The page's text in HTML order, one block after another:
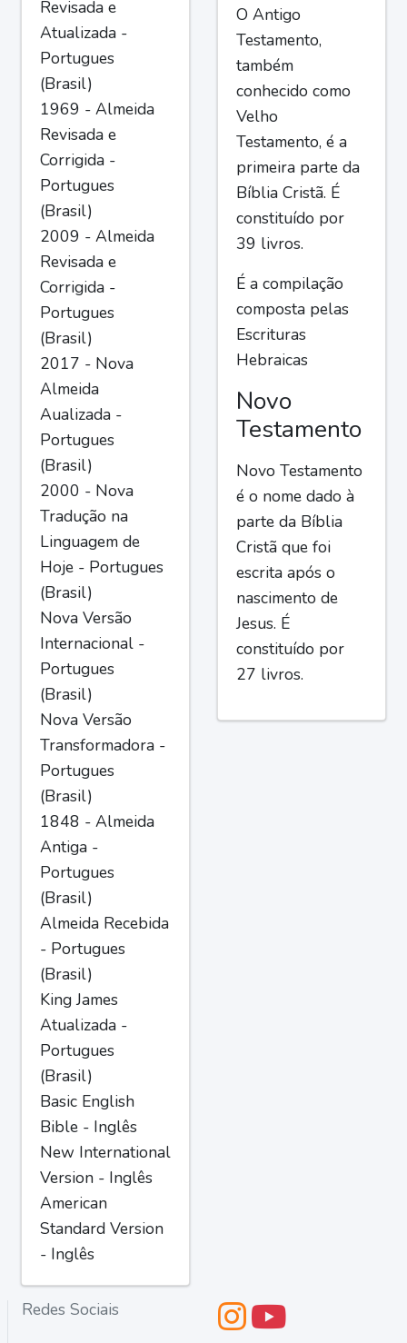
Revisada e
Atualizada -
Portugues
(Brasil)
1969 - Almeida
Revisada e
Corrigida -
Portugues
(Brasil)
2009 - Almeida
Revisada e
Corrigida -
Portugues
(Brasil)
2017 - Nova
Almeida
Aualizada -
Portugues
(Brasil)
2000 - Nova
Tradução na
Linguagem de
Hoje - Portugues
(Brasil)
Nova Versão
Internacional -
Portugues
(Brasil)
Nova Versão
Transformadora -
Portugues
(Brasil)
1848 - Almeida
Antiga -
Portugues
(Brasil)
Almeida Recebida
- Portugues
(Brasil)
King James
Atualizada -
Portugues
(Brasil)
Basic English
Bible - Inglês
New International
Version - Inglês
American
Standard Version
- Inglês
O Antigo
Testamento,
também
conhecido como
Velho
Testamento, é a
primeira parte da
Bíblia Cristã. É
constituído por
39 livros.
É a compilação
composta pelas
Escrituras
Hebraicas
Novo
Testamento
Novo Testamento
é o nome dado à
parte da Bíblia
Cristã que foi
escrita após o
nascimento de
Jesus. É
constituído por
27 livros.
Redes Sociais